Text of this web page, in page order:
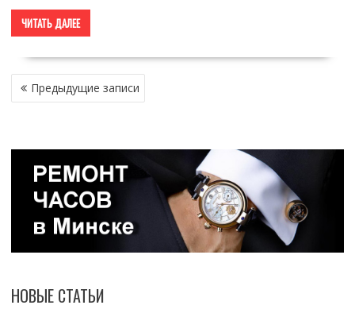
ЧИТАТЬ ДАЛЕЕ
НАВИГАЦИЯ
ПО Предыдущие записи
НОВЫЕ СТАТЬИ